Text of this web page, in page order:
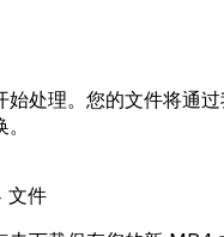
始处理。您的文件将通
文件